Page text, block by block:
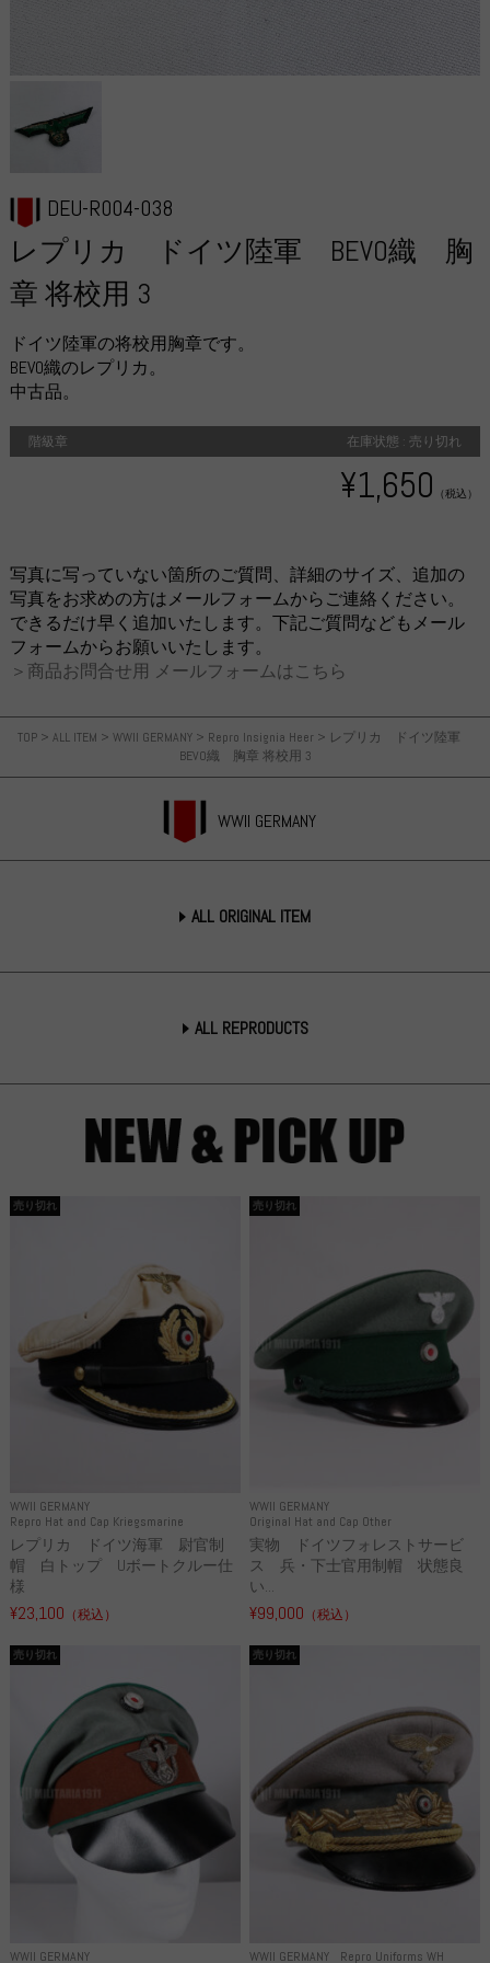
TOP> ALL ITEM > WWII GERMANY> Repro Insignia Heer > レプリカ ドイツ陸軍
BEVO織 胸章 将校用 3
WWII GERMANY
ALL ORIGINAL ITEM
ALL REPRODUCTS
DEU-R004-038
レプリカ ドイツ陸軍 BEVO織 胸
章 将校用 3
ドイツ陸軍の将校用胸章です。
BEVO織のレプリカ。
中古品。
階級章 在庫状態 : 売り切れ
¥1,650 （税込）
写真に写っていない箇所のご質問、詳細のサイズ、追加の
写真をお求めの方はメールフォームからご連絡ください。
できるだけ早く追加いたします。下記ご質問などもメール
フォームからお願いいたします。
＞商品お問合せ用 メールフォームはこちら
WWII GERMANY
Repro Hat and Cap Kriegsmarine
売り切れ
レプリカ ドイツ海軍 尉官制
帽 白トップ Uボートクルー仕
様
¥23,100 （税込）
WWII GERMANY
Original Hat and Cap Other
売り切れ
実物 ドイツフォレストサービ
ス 兵・下士官用制帽 状態良
い...
¥99,000 （税込）
WWII GERMANY
売り切れ
WWII GERMANY Repro Uniforms WH
売り切れ